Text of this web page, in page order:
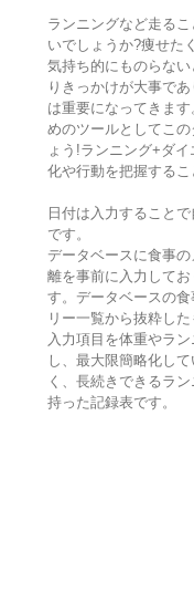
ランニングなど走る
いでしょうか?痩せた
気持ち的にものらな
りきっかけが大事で
は重要になってきま
めのツールとしてこ
ょう!ランニング+ダ
化や行動を把握するこ
日付は入力すること
です。
データベースに食事
離を事前に入力して
す。データベースの
リー一覧から抜粋し
入力項目を体重やラ
し、最大限簡略化し
く、長続きできるラ
持った記録表です。